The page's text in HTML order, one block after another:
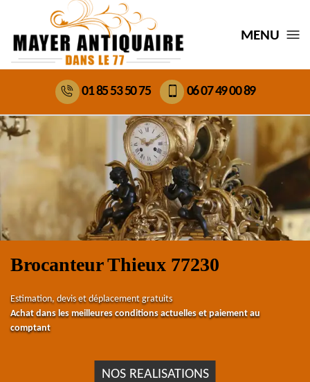
MENU
01 85 53 50 75 06 07 49 00 89
Brocanteur Thieux 77230
Estimation, devis et déplacement gratuits
Achat dans les meilleures conditions actuelles et paiement au
comptant
NOS REALISATIONS